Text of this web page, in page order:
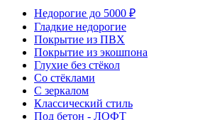
Недорогие до 5000 ₽
Гладкие недорогие
Покрытие из ПВХ
Покрытие из экошпона
Глухие без стёкол
Со стёклами
С зеркалом
Классический стиль
Под бетон - ЛОФТ